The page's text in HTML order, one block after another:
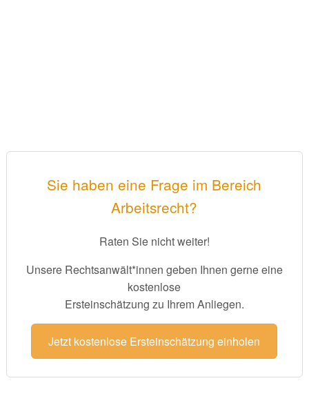
Sie haben eine Frage im Bereich
Arbeitsrecht?
Raten Sie nicht weiter!
Unsere Rechtsanwält*innen geben Ihnen gerne eine
kostenlose
Ersteinschätzung zu Ihrem Anliegen.
Jetzt kostenlose Ersteinschätzung einholen